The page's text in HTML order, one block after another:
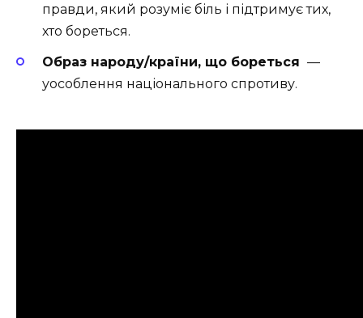
правди, який розуміє біль і підтримує тих,
хто бореться.
Образ народу/країни, що бореться —
уособлення національного спротиву.